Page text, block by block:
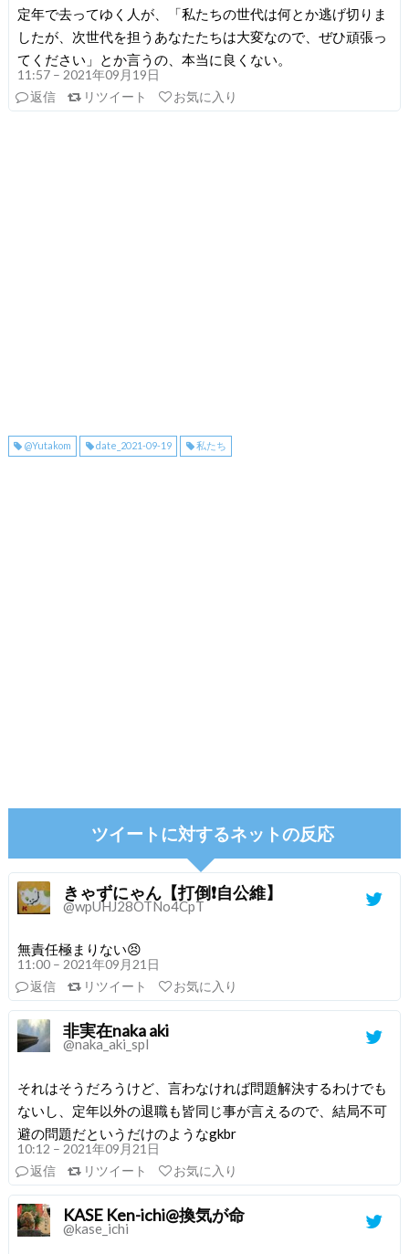
定年で去ってゆく人が、「私たちの世代は何とか逃げ切りま
したが、次世代を担うあなたたちは大変なので、ぜひ頑張っ
てください」とか言うの、本当に良くない。
11:57 – 2021年09月19日
返信
リツイート お気に入り
@Yutakom date_2021-09-19 私たち
ツイートに対するネットの反応
きゃずにゃん【打倒❗自公維】
@wpUHJ28OTNo4CpT
無責任極まりない😣
11:00 – 2021年09月21日
返信
リツイート お気に入り
非実在naka aki
@naka_aki_spl
それはそうだろうけど、言わなければ問題解決するわけでも
ないし、定年以外の退職も皆同じ事が言えるので、結局不可
避の問題だというだけのようなgkbr
10:12 – 2021年09月21日
返信
リツイート お気に入り
KASE Ken-ichi@換気が命
@kase_ichi